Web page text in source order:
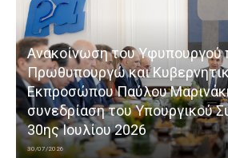
Ανακοίνωση του Υφυπουργού
Πρωθυπουργώ και
Εκπροσώπου Παύλου
συνεδρίαση του Υπουργικού
30ης Ιουλίου 2026
30/07/2026